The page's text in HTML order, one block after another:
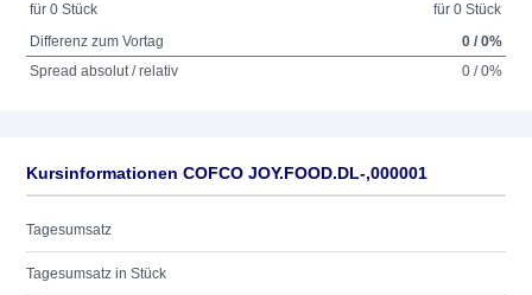
für 0 Stück
für 0 Stück
Differenz zum Vortag
0 / 0%
Spread absolut / relativ
0 / 0%
Kursinformationen COFCO JOY.FOOD.DL-,000001
Tagesumsatz
Tagesumsatz in Stück